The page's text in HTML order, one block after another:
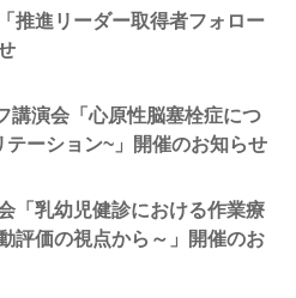
推進リーダー取得者フォロー
講演会「心原性脳塞栓症につ
ーション~」開催のお知らせ
「乳幼児健診における作業療
価の視点から～」開催のお